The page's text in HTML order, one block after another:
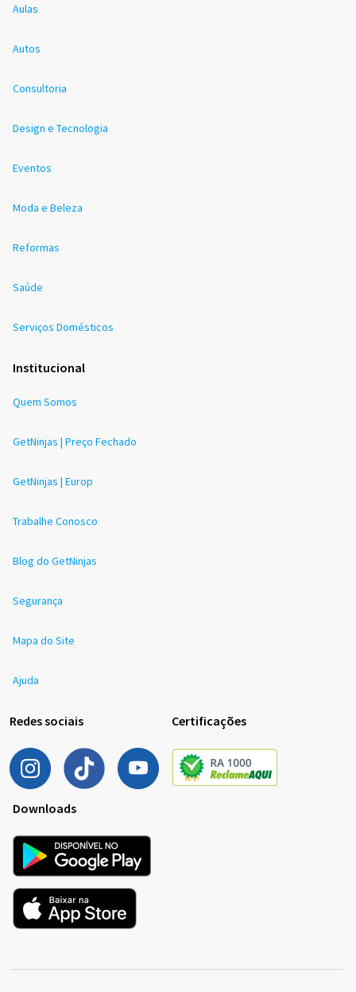
Aulas
Autos
Consultoria
Design e Tecnologia
Eventos
Moda e Beleza
Reformas
Saúde
Serviços Domésticos
Institucional
Quem Somos
GetNinjas | Preço Fechado
GetNinjas | Europ
Trabalhe Conosco
Blog do GetNinjas
Segurança
Mapa do Site
Ajuda
Redes sociais Certificações
Downloads